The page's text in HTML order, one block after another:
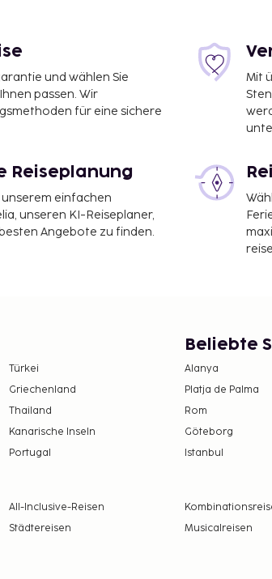
Unterkunft zu
Steuern:
4.00 EUR pro
unter 13 Jahren
Verfügbarkeit)
und wählen Sie
passen. Wir
für eine sichere
Mit
Reiseplanung
unserem einfachen
unseren KI-Reiseplaner,
Angebote zu finden.
Türkei
Griechenland
Thailand
Kanarische Inseln
Portugal
Beliebte
Alanya
Platja de Palma
Rom
Göteborg
Istanbul
All-Inclusive-Reisen
Städtereisen Musicalreisen